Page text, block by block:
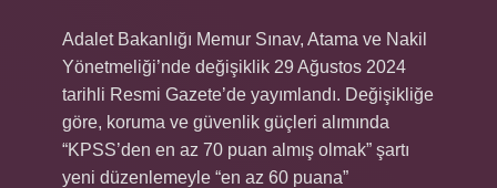
Adalet Bakanlığı Memur Sınav, Atama ve Nakil
Yönetmeliği’nde değişiklik 29 Ağustos 2024
tarihli Resmi Gazete’de yayımlandı. Değişikliğe
göre, koruma ve güvenlik güçleri alımında
“KPSS’den en az 70 puan almış olmak” şartı
yeni düzenlemeyle “en az 60 puana”